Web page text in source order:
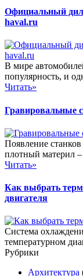
Официальный
haval.ru
В мире
популярность, и
Читать»
Гравировальные
Появление
плотный материл –
Читать»
Как выбрать
двигателя
Система
температурном
Рубрики
Архитектура